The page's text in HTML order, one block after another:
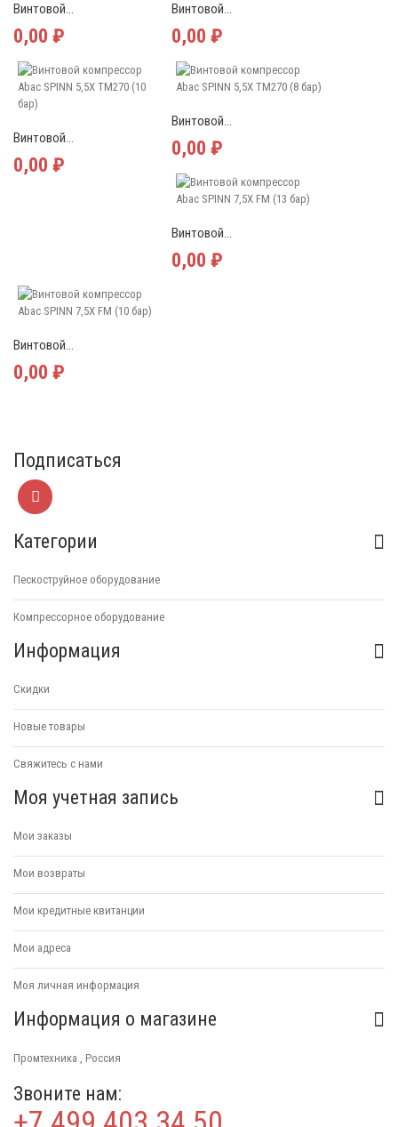
Винтовой...
0,00 ₽
Винтовой...
0,00 ₽
Винтовой...
0,00 ₽
Винтовой...
0,00 ₽
Винтовой...
0,00 ₽
Винтовой...
0,00 ₽
Подписаться
Категории
Пескоструйное оборудование
Компрессорное оборудование
Информация
Скидки
Новые товары
Свяжитесь с нами
Моя учетная запись
Мои заказы
Мои возвраты
Мои кредитные квитанции
Мои адреса
Моя личная информация
Информация о магазине
Промтехника , Россия
Звоните нам: